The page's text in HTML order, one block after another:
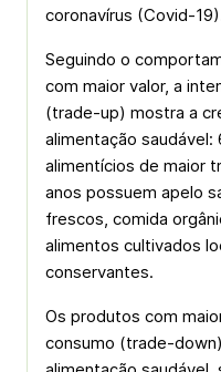
coronavírus (Covid-
Seguindo o
com maior valor, a
(trade-up) mostra a
alimentação
alimentícios de maior
anos possuem apelo
frescos, comida
alimentos cultivados
conservantes.
Os produtos com
consumo (trade-